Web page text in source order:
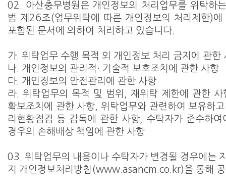
02. 아산충무병원은 개인정보의 처리업무를 위탁하
법 제26조(업무위탁에 따른 개인정보의 처리제한)
포함된 문서에 의하여 처리하고 있습니다.
가. 위탁업무 수행 목적 외 개인정보 처리 금지에 관한
나. 개인정보의 관리적· 기술적 보호조치에 관한 사항
다. 개인정보의 안전관리에 관한 사항
라. 위탁업무의 목적 및 범위, 재위탁 제한에 관한
확보조치에 관한 사항, 위탁업무와 관련하여 보유하
리현황점검 등 감독에 관한 사항, 수탁자가 준수하
경우의 손해배상 책임에 관한 사항
03. 위탁업무의 내용이나 수탁자가 변경될 경우에는
지 개인정보처리방침(www.asancm.co.kr)을 통해